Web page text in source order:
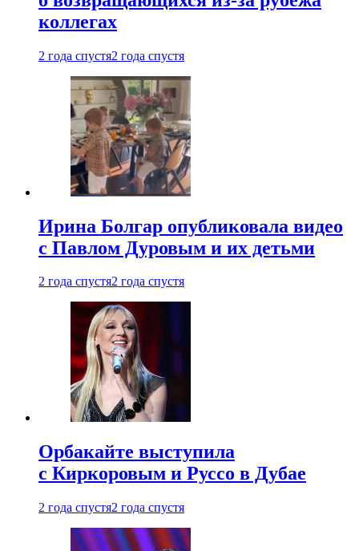
коллегах
2 года спустя2 года спустя
Ирина Болгар опубликовала видео
с Павлом Дуровым и их детьми
2 года спустя2 года спустя
Орбакайте выступила
с Киркоровым и Руссо в Дубае
2 года спустя2 года спустя